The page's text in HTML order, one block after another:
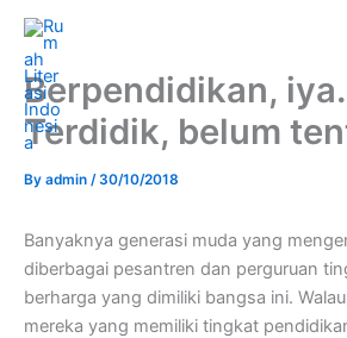
Skip
content
Berpendidikan,
Terdidik, belum
By admin /30/10/2018
Banyaknya generasi muda yang
diberbagai pesantren dan perguruan
berharga yang dimiliki bangsa ini.
mereka yang memiliki tingkat